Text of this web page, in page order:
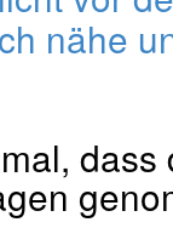
nähe